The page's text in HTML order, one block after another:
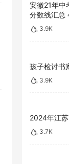
安徽21年中
分数线汇总
3.9K
孩子检讨书
3.9K
2024年江苏
3.7K